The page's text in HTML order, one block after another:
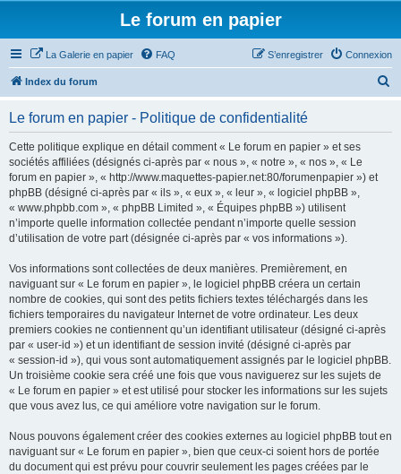
Le forum en papier
La Galerie en papier FAQ Connexion
S’enregistrer
Index du forum
Le forum en papier - Politique de confidentialité
Cette politique explique en détail comment « Le forum en papier » et ses
sociétés affiliées (désignés ci-après par « nous », « notre », « nos », « Le
forum en papier », « http://www.maquettes-papier.net:80/forumenpapier ») et
phpBB (désigné ci-après par « ils », « eux », « leur », « logiciel phpBB »,
« www.phpbb.com », « phpBB Limited », « Équipes phpBB ») utilisent
n’importe quelle information collectée pendant n’importe quelle session
d’utilisation de votre part (désignée ci-après par « vos informations »).
Vos informations sont collectées de deux manières. Premièrement, en
naviguant sur « Le forum en papier », le logiciel phpBB créera un certain
nombre de cookies, qui sont des petits fichiers textes téléchargés dans les
fichiers temporaires du navigateur Internet de votre ordinateur. Les deux
premiers cookies ne contiennent qu’un identifiant utilisateur (désigné ci-après
par « user-id ») et un identifiant de session invité (désigné ci-après par
« session-id »), qui vous sont automatiquement assignés par le logiciel phpBB.
Un troisième cookie sera créé une fois que vous naviguerez sur les sujets de
« Le forum en papier » et est utilisé pour stocker les informations sur les sujets
que vous avez lus, ce qui améliore votre navigation sur le forum.
Nous pouvons également créer des cookies externes au logiciel phpBB tout en
naviguant sur « Le forum en papier », bien que ceux-ci soient hors de portée
du document qui est prévu pour couvrir seulement les pages créées par le